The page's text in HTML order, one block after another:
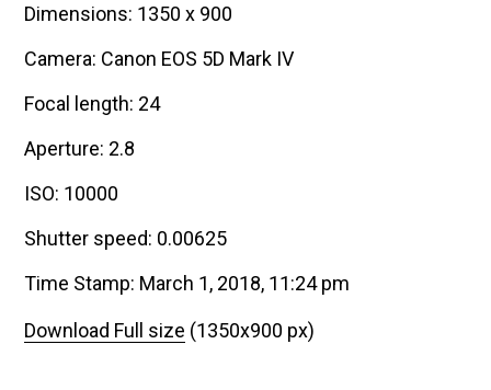
Dimensions: 1350 x 900
Camera: Canon EOS 5D Mark IV
Focal length: 24
Aperture: 2.8
ISO: 10000
Shutter speed: 0.00625
Time Stamp: March 1, 2018, 11:24 pm
Download Full size (1350x900 px)